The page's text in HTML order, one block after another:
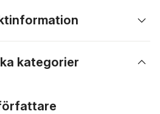
kategorier